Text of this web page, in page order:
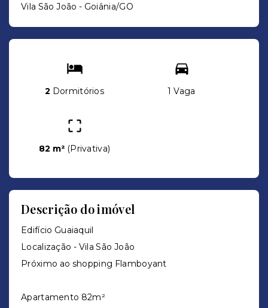
Vila São João - Goiânia/GO
2 Dormitórios 1 Vaga
82 m² (Privativa)
Descrição do imóvel
Edifício Guaiaquil
Localização - Vila São João
Próximo ao shopping Flamboyant
Apartamento 82m²